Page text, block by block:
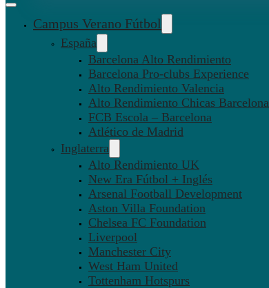
Campus Verano Fútbol
España
Barcelona Alto Rendimiento
Barcelona Pro-clubs Experience
Alto Rendimiento Valencia
Alto Rendimiento Chicas Barcelona
FCB Escola – Barcelona
Atlético de Madrid
Inglaterra
Alto Rendimiento UK
New Era Fútbol + Inglés
Arsenal Football Development
Aston Villa Foundation
Chelsea FC Foundation
Liverpool
Manchester City
West Ham United
Tottenham Hotspurs